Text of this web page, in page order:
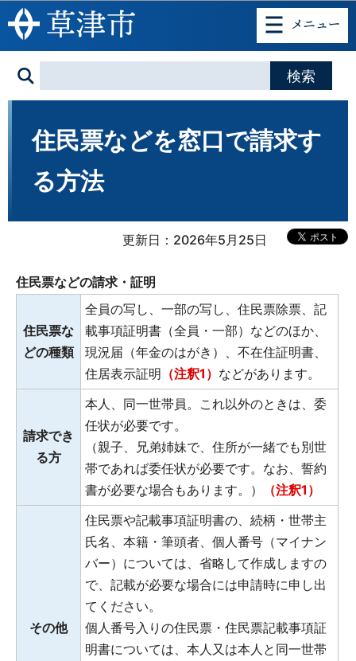
このページの本文へ移動
住民票などを窓口で請求す
る方法
更新日：2026年5月25日
住民票などの請求・証明
住民票な
どの種類
全員の写し、一部の写し、住民票除票、記
載事項証明書（全員・一部）などのほか、
現況届（年金のはがき）、不在住証明書、
住居表示証明 （注釈1） などがあります。
請求でき
る方
本人、同一世帯員。これ以外のときは、委
任状が必要です。
（親子、兄弟姉妹で、住所が一緒でも別世
帯であれば委任状が必要です。なお、誓約
書が必要な場合もあります。）
（注釈1）
その他
住民票や記載事項証明書の、続柄・世帯主
氏名、本籍・筆頭者、個人番号（マイナン
バー）については、省略して作成しますの
で、記載が必要な場合には申請時に申し出
てください。
個人番号入りの住民票・住民票記載事項証
明書については、本人又は本人と同一世帯